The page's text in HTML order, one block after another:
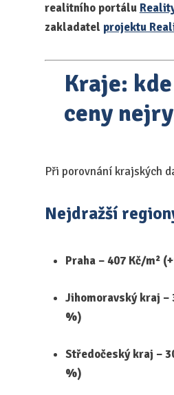
realitního portálu
zakladatel projektu
Kraje:
ceny
Při porovnání krajských
Nejdražší
Praha – 407 Kč/m²
Jihomoravský kraj –
%)
Středočeský kraj –
%)